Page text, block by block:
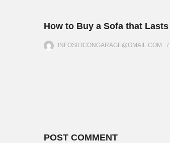
How to Buy a Sofa that Lasts
INFOSILICONGARAGE@GMAIL.COM
POST COMMENT